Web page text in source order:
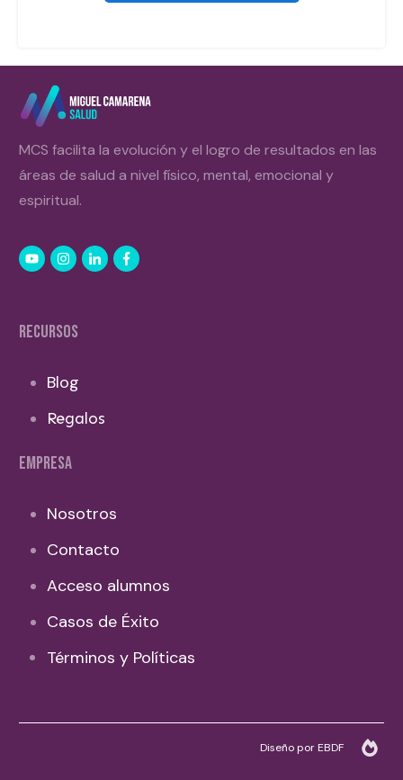
MCS facilita la evolución y el logro de resultados en las
áreas de salud a nivel físico, mental, emocional y
espiritual.
RECURSOS
Blog
Regalos
EMPRESA
Nosotros
Contacto
Acceso alumnos
Casos de Éxito
Términos y Políticas
Diseño por EBDF